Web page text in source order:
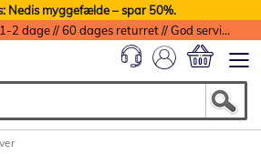
Nedis myggefælde – spar 50%.
Billig fragt // Levering 1-2 dage // 60 dages returret // God service med garanti